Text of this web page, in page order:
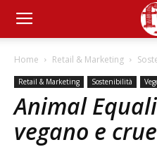
Home Retail & Marketing
Retail & Marketing Sostenibilità
Animal
vegano e